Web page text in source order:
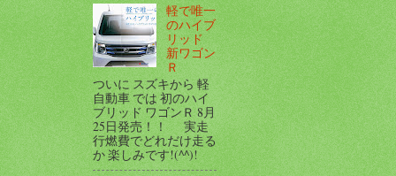
軽で唯一
のハイブ
リッド
新ワゴン
Ｒ
ついに スズキから 軽
自動車 では 初のハイ
ブリッド ワゴンＲ 8月
25日発売！！ 実走
行燃費でどれだけ走る
か 楽しみです!(^^)!